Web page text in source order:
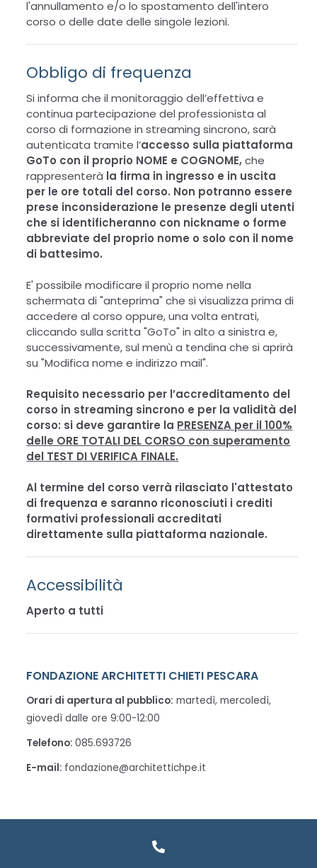
l'annullamento e/o lo spostamento dell'intero
corso o delle date delle singole lezioni.
Obbligo di frequenza
Si informa che il monitoraggio dell’effettiva e
continua partecipazione del professionista al
corso di formazione in streaming sincrono, sarà
autenticata tramite l’accesso sulla piattaforma
GoTo con il proprio NOME e COGNOME,che
rappresenterà la firma in ingresso e in uscita
per le ore totali del corso. Non potranno essere
prese inconsiderazione le presenze degli utenti
che si identificheranno con nickname o forme
abbreviate del proprio nome o solo con il nome
di battesimo.
E' possibile modificare il proprio nome nella
schermata di "anteprima" che si visualizza prima di
accedere al corso oppure, una volta entrati,
cliccando sulla scritta "GoTo" in alto a sinistra e,
successivamente, sul menù a tendina che si aprirà
su "Modifica nome e indirizzomail".
Requisito necessario per l’accreditamento del
corso in streaming sincrono e per la validità del
corso: si deve garantire la PRESENZA per il 100%
delle ORE TOTALI DEL CORSO con superamento
del TEST DI VERIFICA FINALE.
Al termine del corso verrà rilasciato l'attestato
di frequenza e saranno riconosciuti i crediti
formativi professionali accreditati
direttamente sulla piattaforma nazionale.
Accessibilità
Aperto a tutti
FONDAZIONE ARCHITETTI CHIETI PESCARA
Orari di apertura al pubblico: martedì, mercoledì,
giovedì dalle ore 9:00-12:00
Telefono:085.693726
E-mail: fondazione@architettichpe.it